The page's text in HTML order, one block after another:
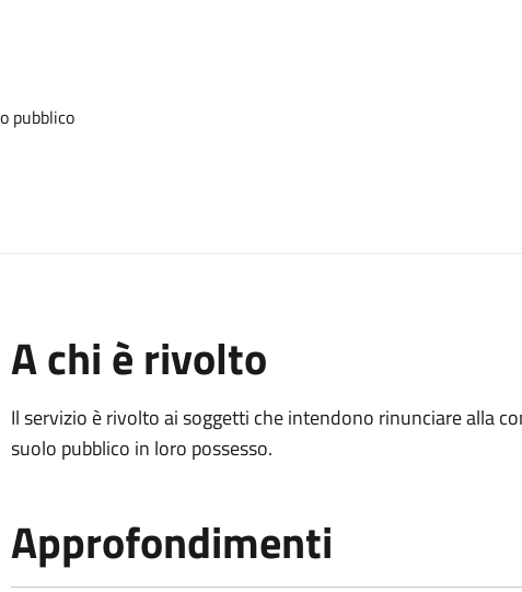
pubblico
A chi è rivolto
Il servizio è rivolto ai soggetti che intendono rinunciare alla
suolo pubblico in loro possesso.
Approfondimenti